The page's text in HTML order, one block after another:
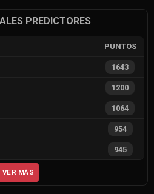
PREDICTORES
PUNTOS
1643
1200
1064
954
945
VER MÁS